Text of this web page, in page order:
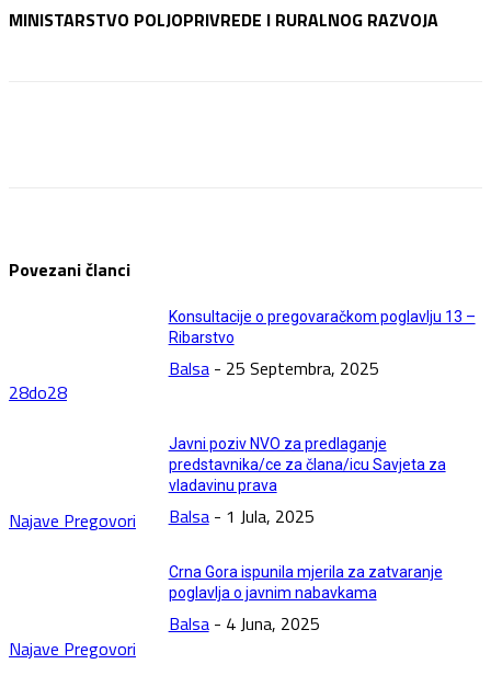
MINISTARSTVO POLJOPRIVREDE I RURALNOG RAZVOJA
Povezani članci
28do28
Konsultacije o pregovaračkom poglavlju 13 –
Ribarstvo
Balsa - 25 Septembra, 2025
Najave Pregovori
Javni poziv NVO za predlaganje
predstavnika/ce za člana/icu Savjeta za
vladavinu prava
Balsa - 1 Jula, 2025
Najave Pregovori
Crna Gora ispunila mjerila za zatvaranje
poglavlja o javnim nabavkama
Balsa - 4 Juna, 2025